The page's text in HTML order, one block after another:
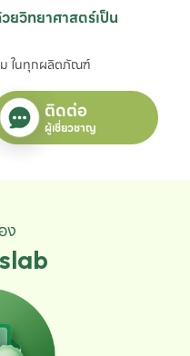
ยวิทยาศาสตร์เป็น
ในทุกผลิตภัณฑ์
ติดต่อ
ผู้เชี่ยวชาญ
ง